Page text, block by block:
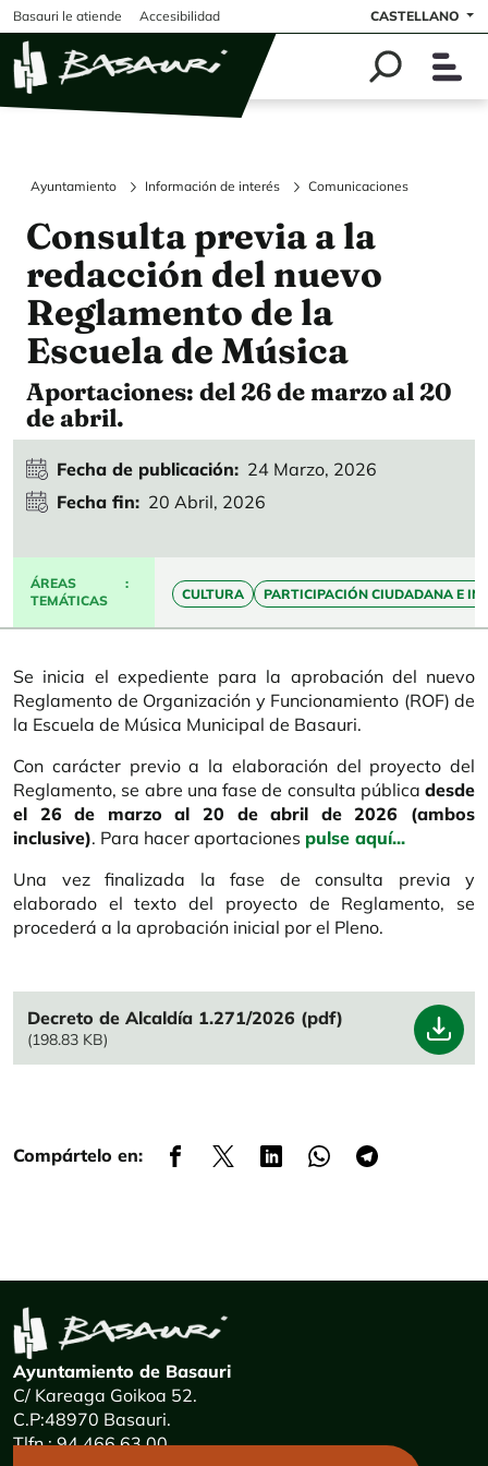
Pasar al contenido principal
Basauri le atiende Accesibilidad CASTELLANO
Ayuntamiento Información de interés Comunicaciones
Consulta previa a la
redacción del nuevo
Reglamento de la
Escuela de Música
Aportaciones: del 26 de marzo al 20
de abril.
Fecha de publicación
24 Marzo, 2026
Fecha fin
20 Abril, 2026
ÁREAS
TEMÁTICAS
CULTURA PARTICIPACIÓN CIUDADANA E
Se inicia el expediente para la aprobación del nuevo
Reglamento de Organización y Funcionamiento (ROF) de
la Escuela de Música Municipal de Basauri.
Con carácter previo a la elaboración del proyecto del
Reglamento, se abre una fase de consulta pública desde
el 26 de marzo al 20 de abril de 2026 (ambos
inclusive). Para hacer aportaciones pulse aquí...
Una vez finalizada la fase de consulta previa y
elaborado el texto del proyecto de Reglamento, se
procederá a la aprobación inicial por el Pleno.
File
Decreto de Alcaldía 1.271/2026 (pdf)
(198.83 KB)
Compártelo en:
Ayuntamiento de Basauri
C/ Kareaga Goikoa 52.
C.P:48970 Basauri.
Tlfn.: 94 466 63 00